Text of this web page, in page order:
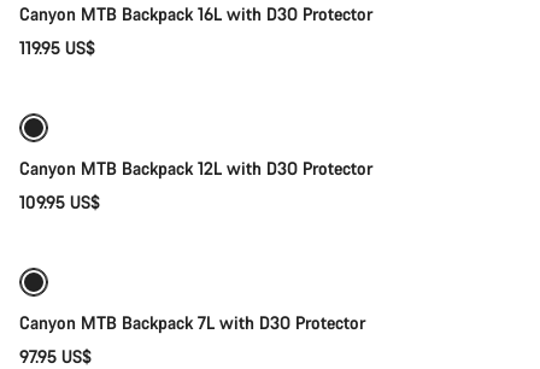
Canyon MTB Backpack 16L with D3O Protector
119.95 US$
Canyon MTB Backpack 12L with D3O Protector
109.95 US$
Canyon MTB Backpack 7L with D3O Protector
97.95 US$